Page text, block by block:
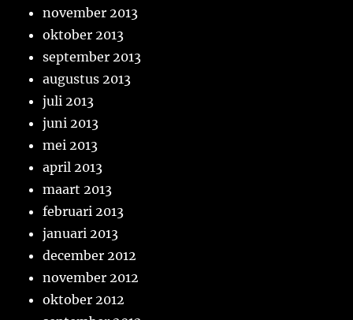
november 2013
oktober 2013
september 2013
augustus 2013
juli 2013
juni 2013
mei 2013
april 2013
maart 2013
februari 2013
januari 2013
december 2012
november 2012
oktober 2012